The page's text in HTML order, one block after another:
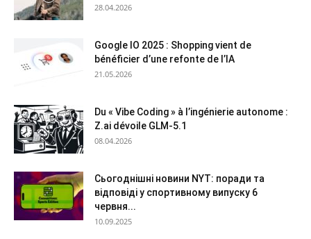
28.04.2026
Google IO 2025 : Shopping vient de
bénéficier d’une refonte de l’IA
21.05.2026
Du « Vibe Coding » à l’ingénierie autonome :
Z.ai dévoile GLM-5.1
08.04.2026
Сьогоднішні новини NYT: поради та
відповіді у спортивному випуску 6
червня...
10.09.2025